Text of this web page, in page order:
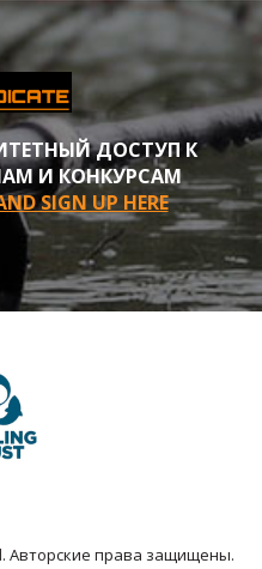
ДОСТУП К
И КОНКУРСАМ
SIGN UP HERE
Авторские права защищены.